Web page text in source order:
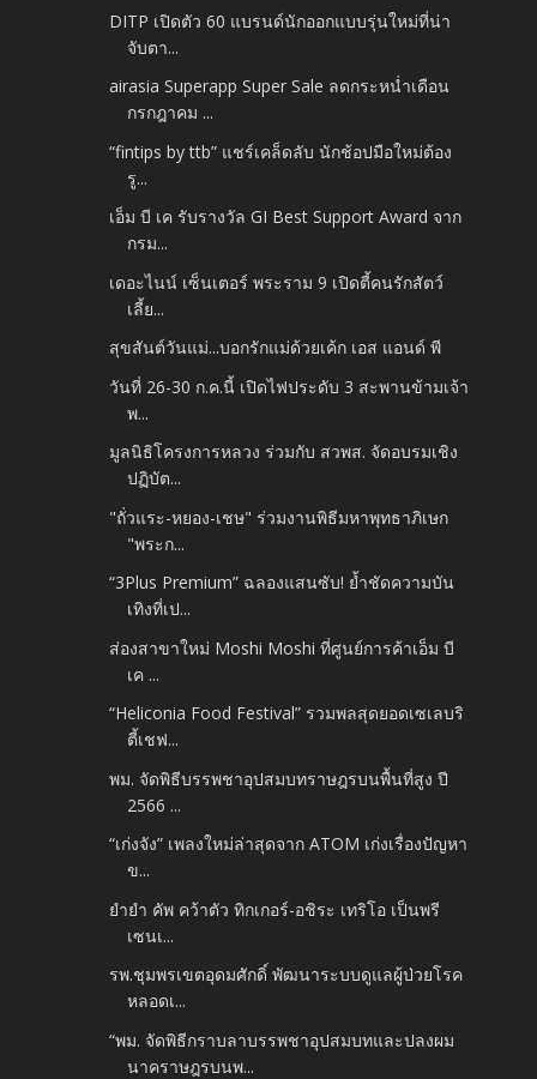
DITP เปิดตัว 60 แบรนด์นักออกแบบรุ่นใหม่ที่น่า
จับตา...
airasia Superapp Super Sale ลดกระหน่ำเดือน
กรกฎาคม ...
“fintips by ttb” แชร์เคล็ดลับ นักช้อปมือใหม่ต้อง
รู...
เอ็ม บี เค รับรางวัล GI Best Support Award จาก
กรม...
เดอะไนน์ เซ็นเตอร์ พระราม 9 เปิดตี้คนรักสัตว์
เลี้ย...
สุขสันต์วันแม่...บอกรักแม่ด้วยเค้ก เอส แอนด์ พี
วันที่ 26-30 ก.ค.นี้ เปิดไฟประดับ 3 สะพานข้ามเจ้า
พ...
มูลนิธิโครงการหลวง ร่วมกับ สวพส. จัดอบรมเชิง
ปฏิบัต...
"ถั่วแระ-หยอง-เชษ" ร่วมงานพิธีมหาพุทธาภิเษก​
"พระก...
“3Plus Premium” ฉลองแสนซับ! ย้ำชัดความบัน
เทิงที่เป...
ส่องสาขาใหม่ Moshi Moshi ที่ศูนย์การค้าเอ็ม บี
เค ...
“Heliconia Food Festival” รวมพลสุดยอดเซเลบริ
ตี้เชฟ...
พม. จัดพิธีบรรพชาอุปสมบทราษฎรบนพื้นที่สูง ปี
2566 ...
“เก่งจัง” เพลงใหม่ล่าสุดจาก ATOM เก่งเรื่องปัญหา
ข...
ยำยำ คัพ คว้าตัว ทิกเกอร์-อชิระ เทริโอ เป็นพรี
เซนเ...
รพ.ชุมพรเขตอุดมศักดิ์ พัฒนาระบบดูแลผู้ป่วยโรค
หลอดเ...
“พม. จัดพิธีกราบลาบรรพชาอุปสมบทและปลงผม
นาคราษฎรบนพ...